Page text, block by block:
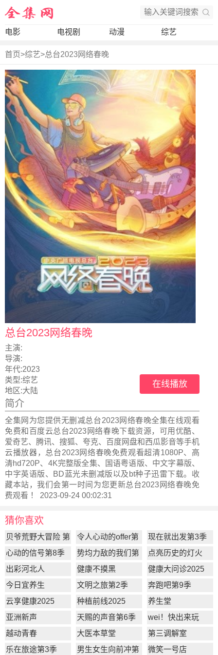
电影 电视剧 动漫 综艺
首页>综艺>总台2023网络春晚
总台2023网络春晚
主演:
导演:
年代:2023
类型:综艺
地区:大陆
在线播放
简介
全集网为您提供无删减总台2023网络春晚全集在线观看
免费和百度云总台2023网络春晚下载资源，可用优酷、
爱奇艺、腾讯、搜狐、夸克、百度网盘和西瓜影音等手机
云播放器，总台2023网络春晚免费观看超清1080P、高
清hd720P、4K完整版全集、国语粤语版、中文字幕版、
中字英语版、BD蓝光未删减版以及bt种子迅雷下载。收
藏本站，我们会第一时间为您更新总台2023网络春晚免
费观看 ！ 2023-09-24 00:02:31
猜你喜欢
贝爷荒野大冒险 第
一季
令人心动的offer第
7季
现在就出发第3季
心动的信号第8季
势均力敌的我们第
2季
点亮历史的灯火
出彩河北人
健康不摸黑
健康大问诊2025
今日宜养生
文明之旅第2季
奔跑吧第9季
云享健康2025
种植前线2025
养生堂
亚洲新声
天赐的声音第6季
wei！快出来玩
越动青春
大医本草堂
第三调解室
乐在旅途第3季
男生女生向前冲第 微笑一号店